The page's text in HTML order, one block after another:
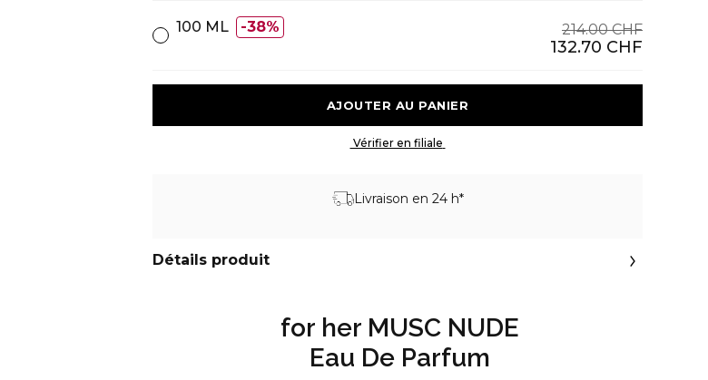
100 ML 38% 214.00 CHF
132.70 CHF
Livraison en 24 h*
Détails produit
for her MUSC NUDE
Eau De Parfum